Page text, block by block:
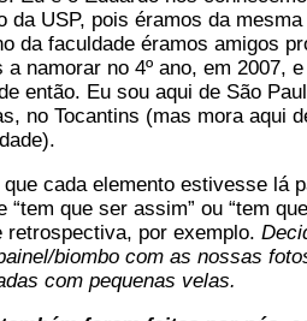
da USP, pois éramos da
da faculdade éramos amigos
namorar no 4º ano, em 2007, e
então. Eu sou aqui de São
no Tocantins (mas mora aqui
cada elemento estivesse lá
“tem que ser assim” ou “tem
retrospectiva, por exemplo.
biombo com as nossas
com pequenas velas.